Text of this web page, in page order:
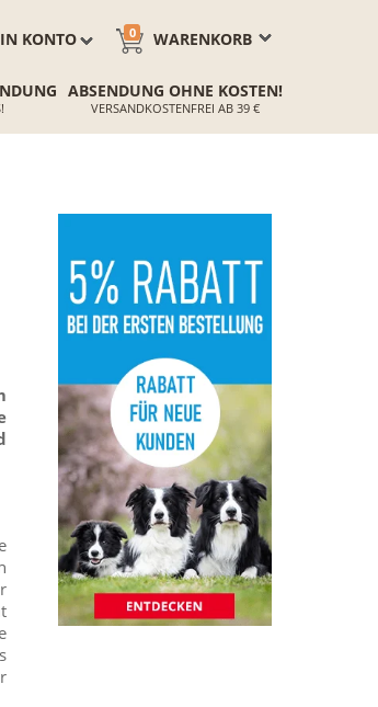
WARENKORB
0
KONTO
ABSENDUNG OHNE KOSTEN!
VERSANDKOSTENFREI AB 39 €